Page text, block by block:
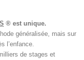
® est unique.
généralisée, mais sur
l’enfance.
de stages et